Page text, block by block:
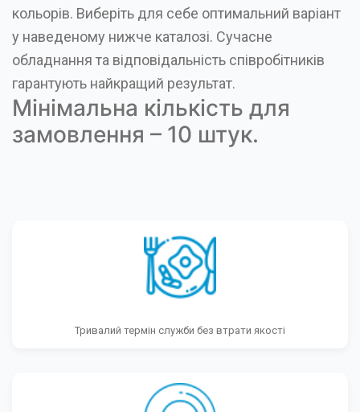
кольорів. Виберіть для себе оптимальний варіант
у наведеному нижче каталозі. Сучасне
обладнання та відповідальність співробітників
гарантують найкращий результат.
Мінімальна кількість для
замовлення – 10 штук.
Тривалий термін служби без втрати якості